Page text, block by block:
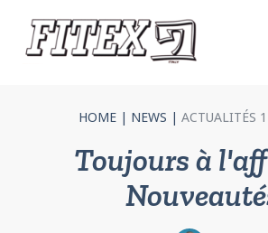
HOME| NEWS | ACTUALITÉS
Toujours à